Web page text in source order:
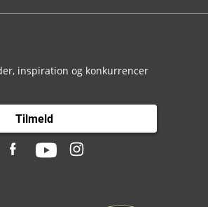
inspiration og konkurrencer
Tilmeld